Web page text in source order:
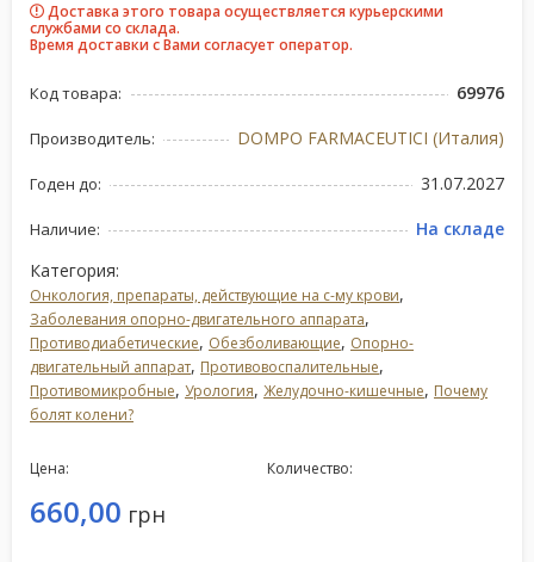
Доставка этого товара осуществляется курьерскими
службами со склада.
Время доставки с Вами согласует оператор.
Код товара: 69976
Производитель: DOMPO FARMACEUTICI (Италия)
Годен до: 31.07.2027
Наличие:
На складе
Категория:
Онкология, препараты, действующие на с-му крови,
Заболевания опорно-двигательного аппарата,
Противодиабетические, Обезболивающие, Опорно-
двигательный аппарат, Противовоспалительные,
Противомикробные, Урология, Желудочно-кишечные, Почему
болят колени?
Цена:
660,00 грн
Количество: